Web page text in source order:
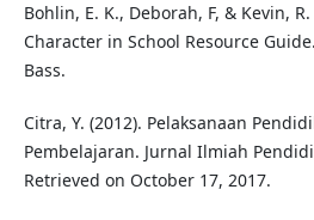
Bohlin, E. K., Deborah, F, & Kevin,
Character in School Resource
Bass.
Citra, Y. (2012). Pelaksanaan
Pembelajaran. Jurnal Ilmiah
Retrieved on October 17, 2017.